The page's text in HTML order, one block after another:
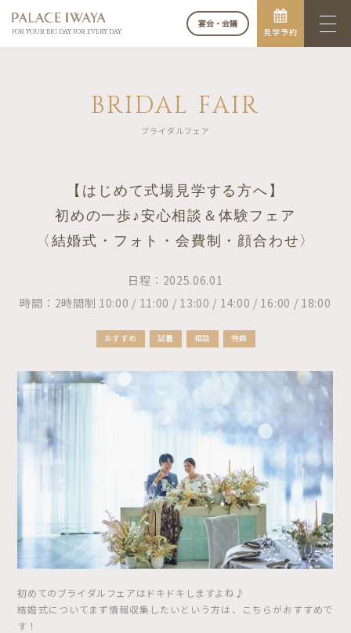
FOR YOUR BIG DAY. FOR EVERY DAY.
宴会・会議
見学予約
BRIDAL FAIR
ブライダルフェア
【はじめて式場見学する方へ】
初めの一歩♪安心相談＆体験フェア
〈結婚式・フォト・会費制・顔合わせ〉
日程：2025.06.01
時間：2時間制 10:00 / 11:00 / 13:00 / 14:00 / 16:00 / 18:00
おすすめ 試着 相談 特典
初めてのブライダルフェアはドキドキしますよね♪
結婚式についてまず情報収集したいという方は、こちらがおすすめで
す！